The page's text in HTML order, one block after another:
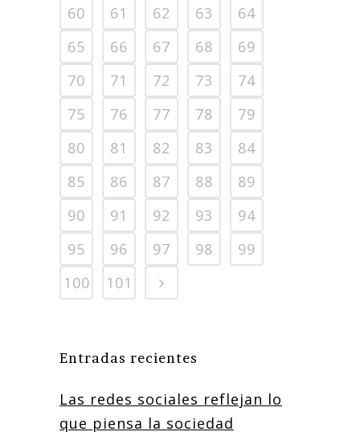
60
61 62 63
64
65
66 67 68
69
70
71 72 73
74
75
76 77 78
79
80
81 82 83
84
85
86 87 88
89
90
91 92 93
94
95
96 97 98
99
100
101
Entradas recientes
Las redes sociales reflejan lo
que piensa la sociedad